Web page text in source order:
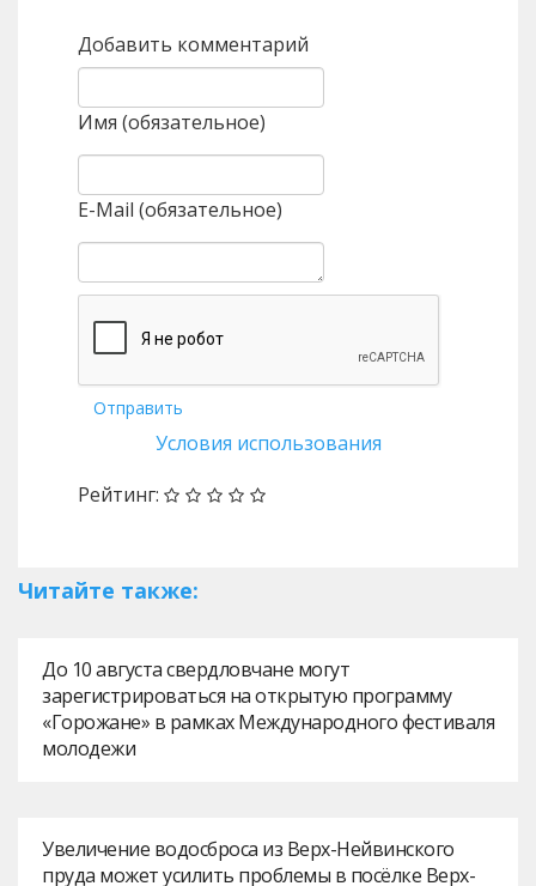
Добавить комментарий
Имя (обязательное)
E-Mail (обязательное)
Отправить
Условия использования
Рейтинг:
Читайте также:
До 10 августа свердловчане могут
зарегистрироваться на открытую программу
«Горожане» в рамках Международного фестиваля
молодежи
Увеличение водосброса из Верх-Нейвинского
пруда может усилить проблемы в посёлке Верх-